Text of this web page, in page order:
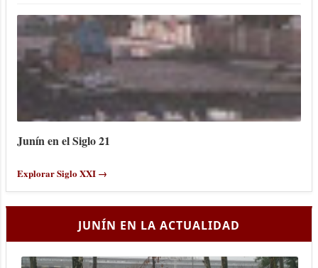
Junín en el Siglo 21
Explorar Siglo XXI →
JUNÍN EN LA ACTUALIDAD